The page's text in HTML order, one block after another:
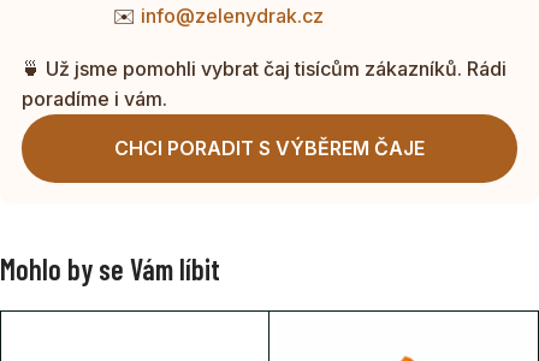
✉️ info@zelenydrak.cz
🍵 Už jsme pomohli vybrat čaj tisícům zákazníků. Rádi
poradíme i vám.
CHCI PORADIT S VÝBĚREM ČAJE
Mohlo by se Vám líbit